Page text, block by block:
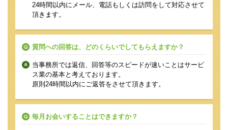
24時間以内にメール、電話もしくは訪問をして対応させて
頂きます。
質問への回答は、どのくらいでしてもらえますか？
当事務所では返信、回答等のスピードが速いことはサービ
ス業の基本と考えております。
原則24時間以内にご返答をさせて頂きます。
毎月お会いすることはできますか？